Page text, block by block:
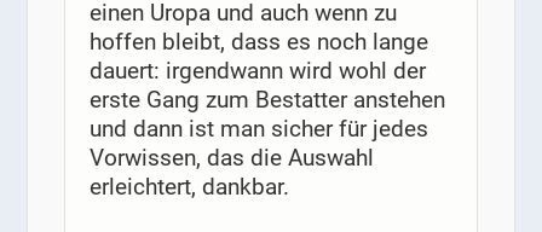
einen Uropa und auch wenn zu
hoffen bleibt, dass es noch lange
dauert: irgendwann wird wohl der
erste Gang zum Bestatter anstehen
und dann ist man sicher für jedes
Vorwissen, das die Auswahl
erleichtert, dankbar.